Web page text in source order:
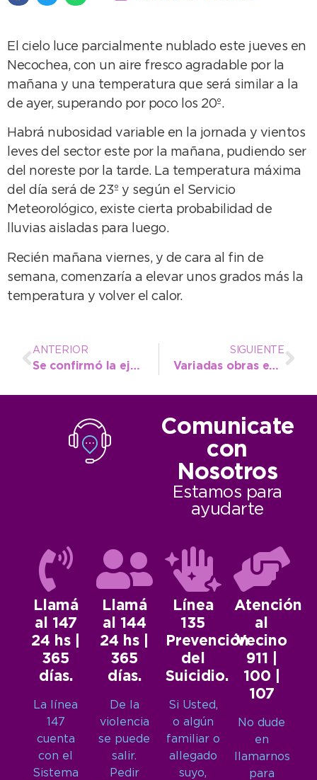
El cielo luce parcialmente nublado este jueves en
Necochea, con un aire fresco agradable por la
mañana y una temperatura que será similar a la
de ayer, superando por poco los 20º.
Habrá nubosidad variable en la jornada y vientos
leves del sector este por la mañana, pudiendo ser
del noreste por la tarde. La temperatura máxima
del día será de 23º y según el Servicio
Meteorológico, existe cierta probabilidad de
lluvias aisladas para luego.
Recién mañana viernes, y de cara al fin de
semana, comenzaría a elevar unos grados más la
temperatura y volver el calor.
ANTERIOR
Se confirmó la ejecución del tendido de la red de gas en Claraz
SIGUIENTE
Variadas obras en Quequén: limpian bajadas públicas, veredas y hacen repaso de calles
Comunicate
con
Nosotros
Estamos para
ayudarte
Llamá
al 147
24 hs |
365
días.
La línea
147
cuenta
con el
Sistema
Llamá
al 144
24 hs |
365
días.
De la
violencia
se puede
salir.
Pedir
Línea
135
Prevención
del
Suicidio.
Si Usted,
o algún
familiar o
allegado
suyo,
Atención
al
Vecino
911 |
100 |
107
No dude
en
llamarnos
para